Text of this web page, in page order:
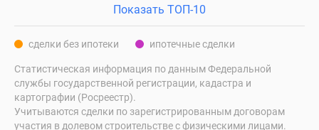
Показать ТОП-10
сделки без ипотеки ипотечные сделки
Статистическая информация по данным Федеральной
службы государственной регистрации, кадастра и
картографии (Росреестр).
Учитываются сделки по зарегистрированным договорам
участия в долевом строительстве с физическими лицами.